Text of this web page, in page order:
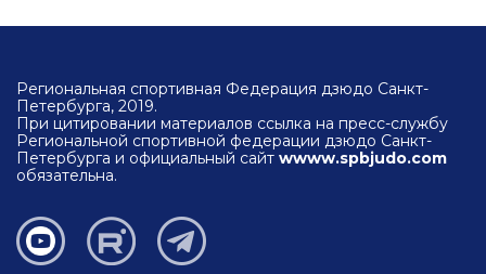
Региональная спортивная Федерация дзюдо Санкт-
Петербурга, 2019.
При цитировании материалов ссылка на пресс-службу
Региональной спортивной федерации дзюдо Санкт-
Петербурга и официальный сайт wwww.spbjudo.com
обязательна.